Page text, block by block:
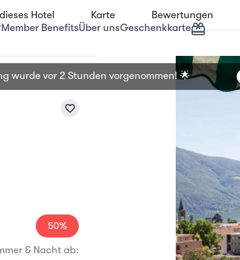
Member BenefitsÜber unsGeschenkkarte
wurde vor 2 Stunden vorgenommen! 🌟
favorite_border
50%
& Nacht ab:
Hotel Karte Bewertungen